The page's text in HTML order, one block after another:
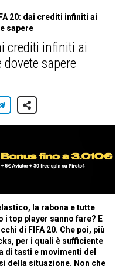
20: dai crediti infiniti ai
sapere
crediti infiniti ai
sapere
la rabona e tutte
top player sanno fare? E
di FIFA 20. Che poi, più
per i quali è sufficiente
di tasti e movimenti del
della situazione. Non che